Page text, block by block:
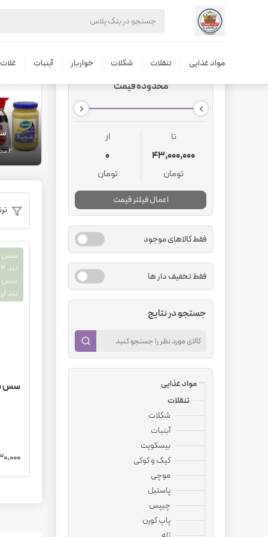
مواد غذایی تنقلات شکلات خواربار آبنبات غلات
محدوده قیمت
تا
43,000,000
تومان
از
0
تومان
اعمال فیلتر قیمت
فقط کالاهای موجود
فقط تخفیف دار ها
جستجو در نتایج
مواد غذایی
تنقلات
شکلات
آبنبات
بیسکویت
کیک و کوکی
موچی
پاستیل
چیپس
پاپ کورن
بنک پلاس
2 محصول
سس
سس
تند
سس سید